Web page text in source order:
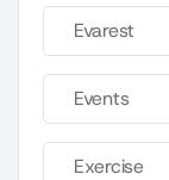
Evarest
Events
Exercise